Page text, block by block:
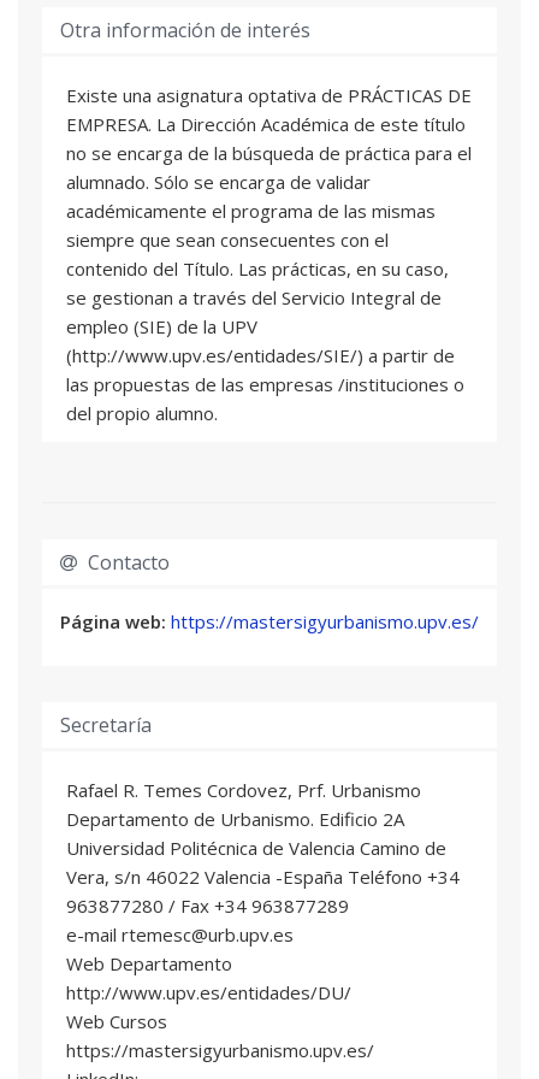
certifiquen haber terminado su Grado en la
Asociado/a Indefinido/a
GEORREFERENCIACIÓN CARTOGRÁFICA Y
VECTORIZACIÓN
2 ECTS
María Cristina Cáceres Barros: Profesional
del sector
Ruth De León Rodríguez: Profesor/a
Asociado/a Indefinido/a
José Sergio Palencia Jiménez
Permanente Laboral
04 CRITERIOS PARA UNA MEJOR LEGIBILIDAD
ANÁLISIS MULTICRITERIO
2 ECTS
DATOS Y CREACIÓN DE MAPAS DE CALOR
1,5 ECTS
Rafael Ramón Temes Córdovez: Profesor/a
Titular de Universidad
Juan José Tuset Davó : Profesor/a Titular de
Universidad
07
ANALISIS DE REDES: ENTIDADES MAS
CERCANAS, AREAS DE SERVICIO Y
MATRICES DE COSTO
2 ECTS
Otra información de interés
Existe una asignatura optativa de PRÁCTICAS DE
EMPRESA. La Dirección Académica de este título
no se encarga de la búsqueda de práctica para el
alumnado. Sólo se encarga de validar
académicamente el programa de las mismas
siempre que sean consecuentes con el
contenido del Título. Las prácticas, en su caso,
se gestionan a través del Servicio Integral de
empleo (SIE) de la UPV
(http://www.upv.es/entidades/SIE/) a partir de
las propuestas de las empresas /instituciones o
del propio alumno.
1 año pueden beneficiarse de un importe de 90
Contacto
Página web: https://mastersigyurbanismo.upv.es/
Secretaría
Rafael R. Temes Cordovez, Prf. Urbanismo
Departamento de Urbanismo. Edificio 2A
Universidad Politécnica de Valencia Camino de
Vera, s/n 46022 Valencia -España Teléfono +34
963877280 / Fax +34 963877289
e-mail rtemesc@urb.upv.es
Web Departamento
http://www.upv.es/entidades/DU/
Web Cursos
https://mastersigyurbanismo.upv.es/